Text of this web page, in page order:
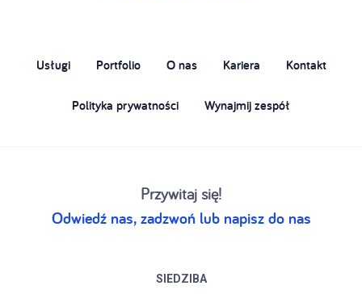
Usługi Portfolio O nas Kariera Kontakt
Polityka prywatności Wynajmij zespół
Przywitaj się!
Odwiedź nas, zadzwoń lub napisz do nas
SIEDZIBA